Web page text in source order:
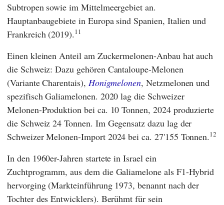
Subtropen sowie im Mittelmeergebiet an.
Hauptanbaugebiete in Europa sind Spanien, Italien und
Frankreich (2019).11
Einen kleinen Anteil am Zuckermelonen-Anbau hat auch
die Schweiz: Dazu gehören Cantaloupe-Melonen
(Variante Charentais), Honigmelonen, Netzmelonen und
spezifisch Galiamelonen. 2020 lag die Schweizer
Melonen-Produktion bei ca. 10 Tonnen, 2024 produzierte
die Schweiz 24 Tonnen. Im Gegensatz dazu lag der
Schweizer Melonen-Import 2024 bei ca. 27'155 Tonnen.12
In den 1960er-Jahren startete in Israel ein
Zuchtprogramm, aus dem die Galiamelone als F1-Hybrid
hervorging (Markteinführung 1973, benannt nach der
Tochter des Entwicklers). Berühmt für sein